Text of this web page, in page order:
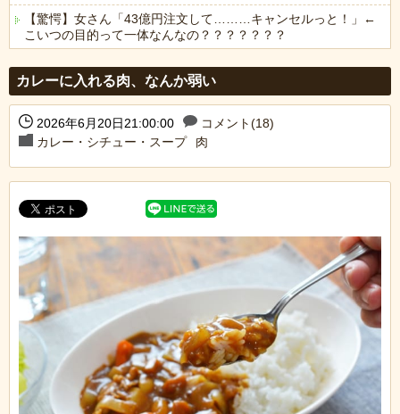
【驚愕】女さん「43億円注文して………キャンセルっと！」←
こいつの目的って一体なんなの？？？？？？？
カレーに入れる肉、なんか弱い
2026年6月20日21:00:00
コメント(18)
カレー・シチュー・スープ
肉